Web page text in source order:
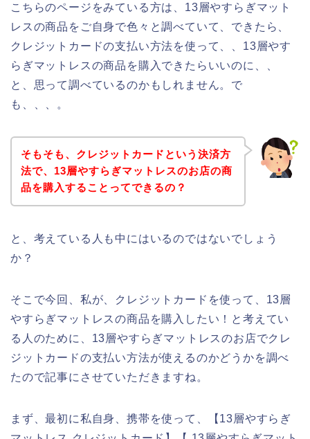
こちらのページをみている方は、13層やすらぎマット
レスの商品をご自身で色々と調べていて、できたら、
クレジットカードの支払い方法を使って、、13層やす
らぎマットレスの商品を購入できたらいいのに、、
と、思って調べているのかもしれません。で
も、、、。
そもそも、クレジットカードという決済方
法で、13層やすらぎマットレスのお店の商
品を購入することってできるの？
と、考えている人も中にはいるのではないでしょう
か？
そこで今回、私が、クレジットカードを使って、13層
やすらぎマットレスの商品を購入したい！と考えてい
る人のために、13層やすらぎマットレスのお店でクレ
ジットカードの支払い方法が使えるのかどうかを調べ
たので記事にさせていただきますね。
まず、最初に私自身、携帯を使って、【13層やすらぎ